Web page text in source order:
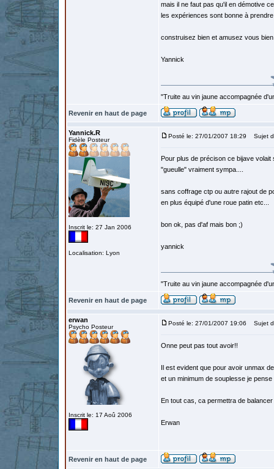
mais il ne faut pas qu'il en démotive
les expériences sont bonne à
construisez bien et amusez vous
Yannick
"Truite au vin jaune accompagnée
Revenir en haut de page
Yannick.R
Fidèle Posteur
Inscrit le: 27 Jan 2006
Localisation: Lyon
Posté le: 27/01/2007 18:29 Sujet
Pour plus de précison ce bijave volait
"gueulle" vraiment sympa....
sans coffrage ctp ou autre rajout de
en plus équipé d'une roue patin etc...
bon ok, pas d'af mais bon ;)
yannick
"Truite au vin jaune accompagnée
Revenir en haut de page
erwan
Psycho Posteur
Inscrit le: 17 Aoû 2006
Posté le: 27/01/2007 19:06 Sujet
Onne peut pas tout avoir!!
Il est evident que pour avoir unmax
et un minimum de souplesse je
En tout cas, ca permettra de
Erwan
Revenir en haut de page